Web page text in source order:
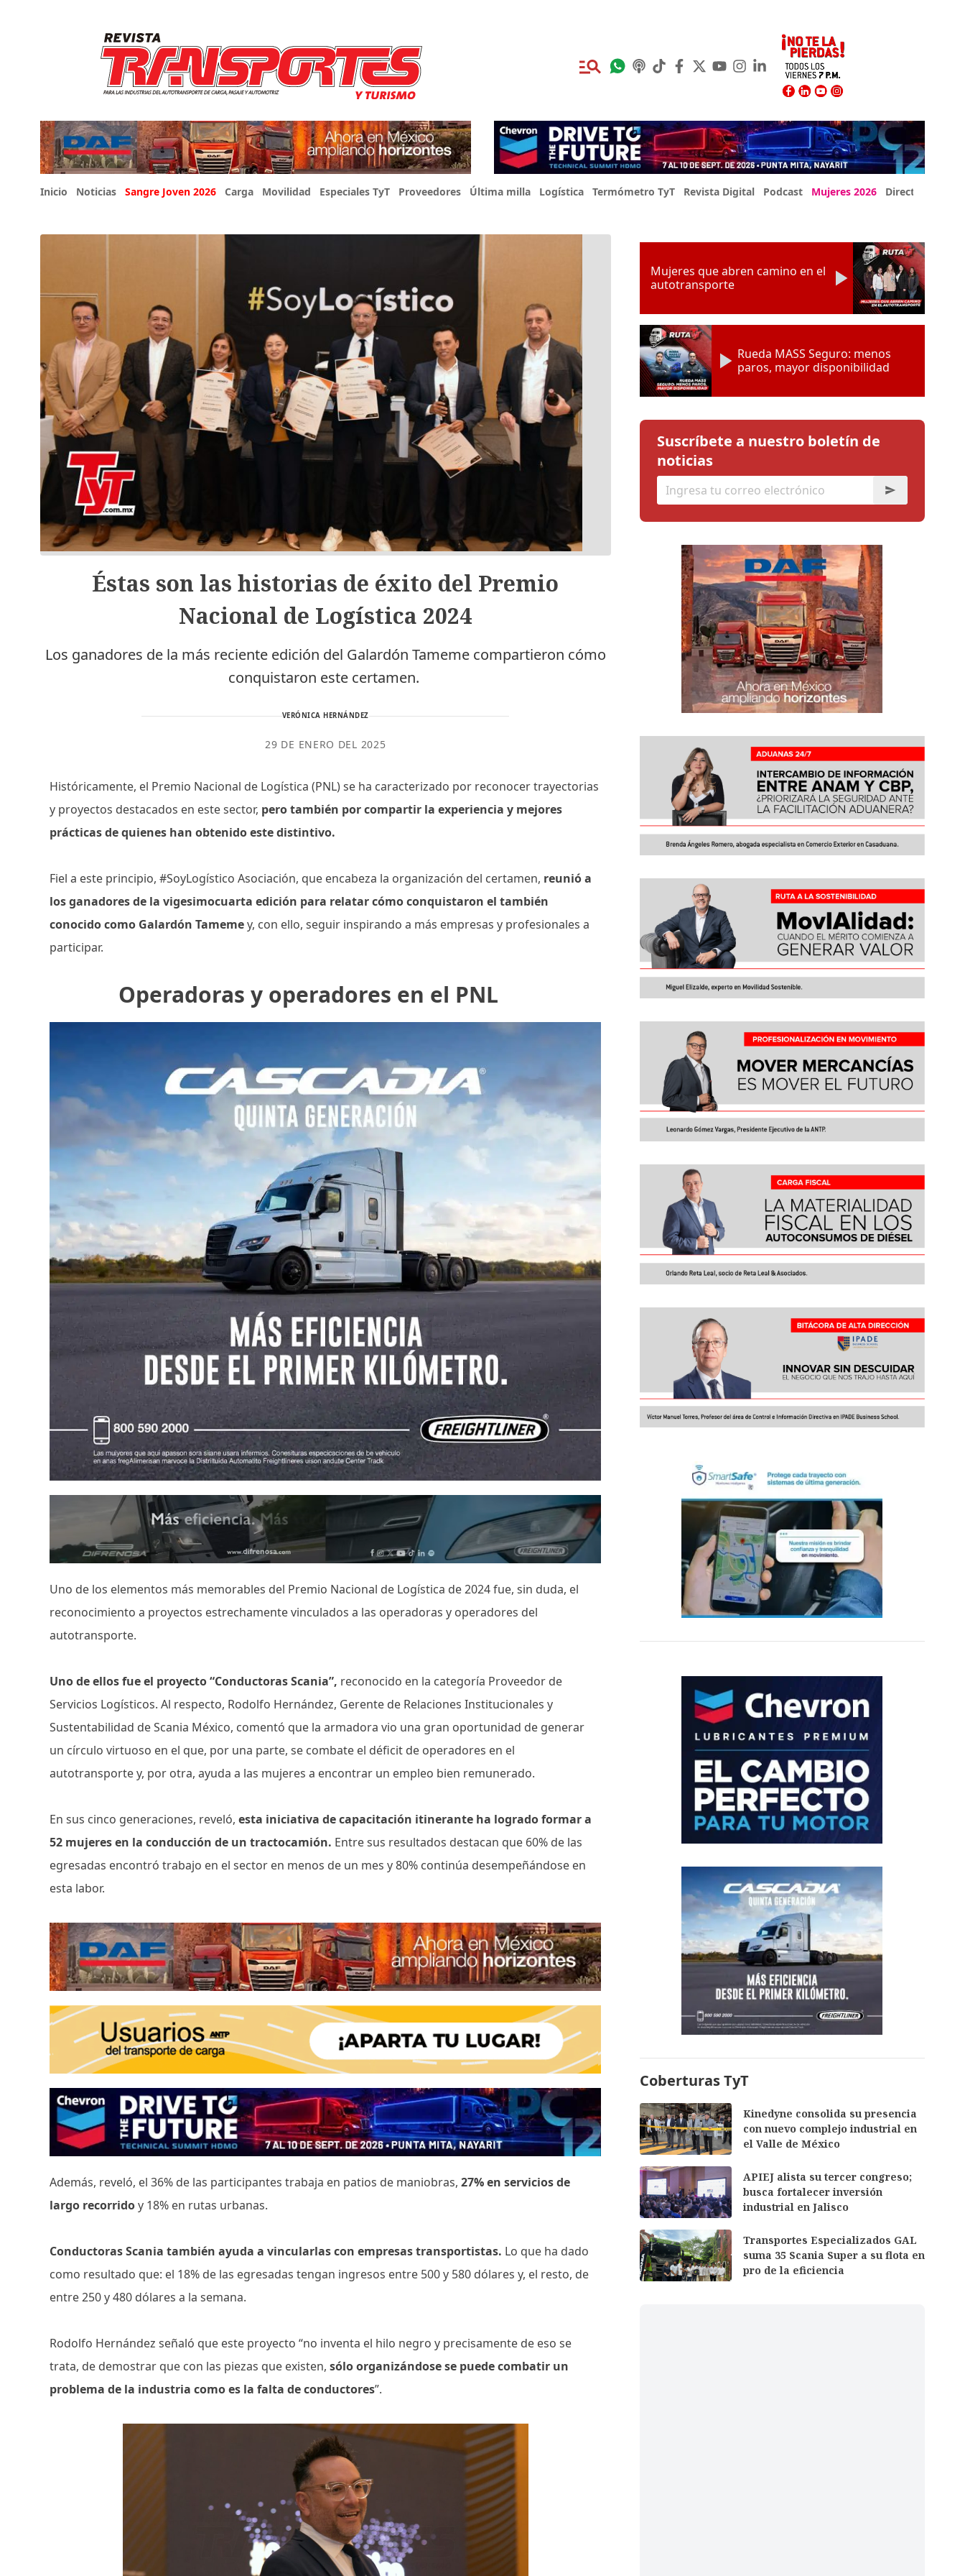
Inicio Noticias Sangre Joven 2026 Carga Movilidad Especiales TyT Proveedores Última milla Logística Termómetro TyT Revista Digital Podcast Mujeres 2026 Directorio Expo
Éstas son las historias de éxito del Premio
Nacional de Logística 2024
Los ganadores de la más reciente edición del Galardón Tameme compartieron cómo
conquistaron este certamen.
VERÓNICA HERNÁNDEZ
29 DE ENERO DEL 2025
Históricamente, el Premio Nacional de Logística (PNL) se ha caracterizado por reconocer trayectorias
y proyectos destacados en este sector, pero también por compartir la experiencia y mejores
prácticas de quienes han obtenido este distintivo.
Fiel a este principio, #SoyLogístico Asociación, que encabeza la organización del certamen, reunió a
los ganadores de la vigesimocuarta edición para relatar cómo conquistaron el también
conocido como Galardón Tamemey, con ello, seguir inspirando a más empresas y profesionales a
participar.
Operadoras y operadores en el PNL
Uno de los elementos más memorables del Premio Nacional de Logística de 2024 fue, sin duda, el
reconocimiento a proyectos estrechamente vinculados a las operadoras y operadores del
autotransporte.
Uno de ellos fue el proyecto “Conductoras Scania”, reconocido en la categoría Proveedor de
Servicios Logísticos. Al respecto, Rodolfo Hernández, Gerente de Relaciones Institucionales y
Sustentabilidad de Scania México, comentó que la armadora vio una gran oportunidad de generar
un círculo virtuoso en el que, por una parte, se combate el déficit de operadores en el
autotransporte y, por otra, ayuda a las mujeres a encontrar un empleo bien remunerado.
En sus cinco generaciones, reveló, esta iniciativa de capacitación itinerante ha logrado formar a
52 mujeres en la conducción de un tractocamión. Entre sus resultados destacan que 60% de las
egresadas encontró trabajo en el sector en menos de un mes y 80% continúa desempeñándose en
esta labor.
Además, reveló, el 36% de las participantes trabaja en patios de maniobras,27% en servicios de
largo recorridoy 18% en rutas urbanas.
Conductoras Scania también ayuda a vincularlas con empresas transportistas. Lo que ha dado
como resultado que: el 18% de las egresadas tengan ingresos entre 500 y 580 dólares y, el resto, de
entre 250 y 480 dólares a la semana.
Rodolfo Hernández señaló que este proyecto “no inventa el hilo negro y precisamente de eso se
trata, de demostrar que con las piezas que existen,sólo organizándose se puede combatir un
problema de la industria como es la falta de conductores”.
Mujeres que abren camino en el
autotransporte
Rueda MASS Seguro: menos
paros, mayor disponibilidad
Suscríbete a nuestro boletín de
noticias
Coberturas TyT
Kinedyne consolida su presencia
con nuevo complejo industrial en
el Valle de México
APIEJ alista su tercer congreso;
busca fortalecer inversión
industrial en Jalisco
Transportes Especializados GAL
suma 35 Scania Super a su flota en
pro de la eficiencia